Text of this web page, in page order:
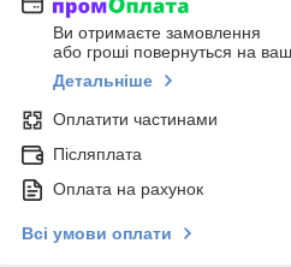
Ви отримаєте замовлення
або гроші повернуться на
Детальніше
Оплатити частинами
Післяплата
Оплата на рахунок
Всі умови оплати